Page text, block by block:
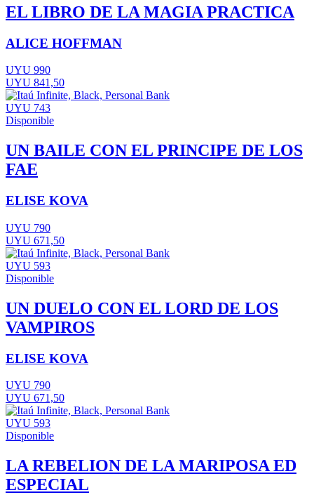
EL LIBRO DE LA MAGIA PRACTICA
ALICE HOFFMAN
UYU 990
UYU 841,50
UYU 743
Disponible
UN BAILE CON EL PRINCIPE DE LOS
FAE
ELISE KOVA
UYU 790
UYU 671,50
UYU 593
Disponible
UN DUELO CON EL LORD DE LOS
VAMPIROS
ELISE KOVA
UYU 790
UYU 671,50
UYU 593
Disponible
LA REBELION DE LA MARIPOSA ED
ESPECIAL